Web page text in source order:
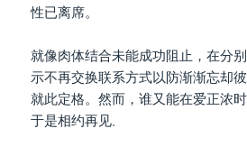
性已离席。
就像肉体结合未能成功阻止，在分
示不再交换联系方式以防渐渐忘却
就此定格。然而，谁又能在爱正浓
于是相约再见。